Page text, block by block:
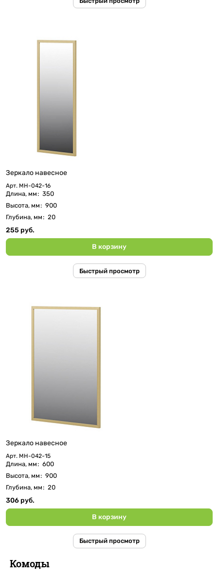
Зеркало навесное
Арт. МН-042-16
Длина, мм: 350
Высота, мм: 900
Глубина, мм: 20
255 руб.
В корзину
Быстрый просмотр
Зеркало навесное
Арт. МН-042-15
Длина, мм: 600
Высота, мм: 900
Глубина, мм: 20
306 руб.
В корзину
Быстрый просмотр
Комоды